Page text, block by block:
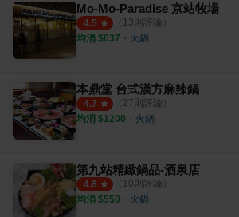
Mo-Mo-Paradise 京站牧場
4.5 （ 13則評論）
均消 $637 ・ 火鍋
本鼎堂 台式漢方麻辣鍋
4.7 （ 27則評論）
均消 $1200 ・ 火鍋
第九站精緻鍋品-酒泉店
4.8 （ 10則評論）
均消 $550 ・ 火鍋